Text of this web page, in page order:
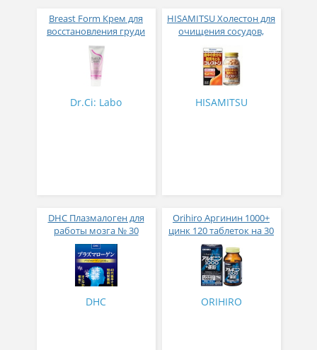
Breast Form Крем для
восстановления груди
Dr.Ci: Labo
HISAMITSU Холестон для
очищения сосудов,
и нормализации
периферического
кровообращения № 168
HISAMITSU
DHC Плазмалоген для
работы мозга № 30
DHC
Orihiro Аргинин 1000+
цинк 120 таблеток на 30
дней
ORIHIRO